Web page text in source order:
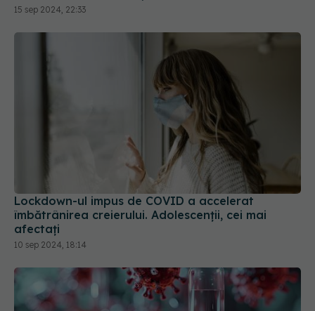
Lockdown-ul impus de COVID a accelerat
îmbătrânirea creierului. Adolescenții, cei mai
afectați
10 sep 2024, 18:14